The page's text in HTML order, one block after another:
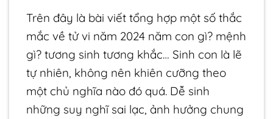
Trên đây là bài viết tổng hợp một số thắc
mắc về tử vi năm 2024 năm con gì? mệnh
gì? tương sinh tương khắc… Sinh con là lẽ
tự nhiên, không nên khiên cưỡng theo
một chủ nghĩa nào đó quá. Dễ sinh
những suy nghĩ sai lạc, ảnh hưởng chung